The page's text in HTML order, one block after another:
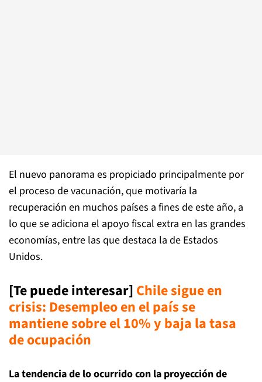
El nuevo panorama es propiciado principalmente por
el proceso de vacunación, que motivaría la
recuperación en muchos países a fines de este año, a
lo que se adiciona el apoyo fiscal extra en las grandes
economías, entre las que destaca la de Estados
Unidos.
[Te puede interesar] Chile sigue en
crisis: Desempleo en el país se
mantiene sobre el 10% y baja la tasa
de ocupación
La tendencia de lo ocurrido con la proyección de